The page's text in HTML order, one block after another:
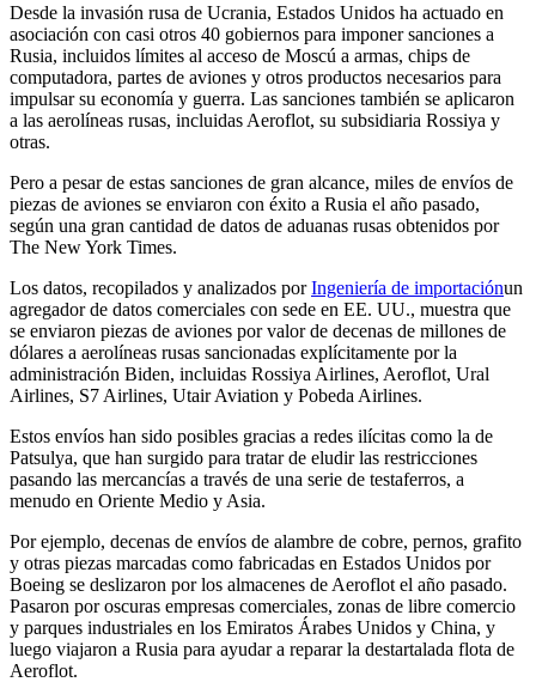
Desde la invasión rusa de Ucrania, Estados Unidos ha actuado en
asociación con casi otros 40 gobiernos para imponer sanciones a
Rusia, incluidos límites al acceso de Moscú a armas, chips de
computadora, partes de aviones y otros productos necesarios para
impulsar su economía y guerra. Las sanciones también se aplicaron
a las aerolíneas rusas, incluidas Aeroflot, su subsidiaria Rossiya y
otras.
Pero a pesar de estas sanciones de gran alcance, miles de envíos de
piezas de aviones se enviaron con éxito a Rusia el año pasado,
según una gran cantidad de datos de aduanas rusas obtenidos por
The New York Times.
Los datos, recopilados y analizados porIngeniería de importaciónun
agregador de datos comerciales con sede en EE. UU., muestra que
se enviaron piezas de aviones por valor de decenas de millones de
dólares a aerolíneas rusas sancionadas explícitamente por la
administración Biden, incluidas Rossiya Airlines, Aeroflot, Ural
Airlines, S7 Airlines, Utair Aviation y Pobeda Airlines.
Estos envíos han sido posibles gracias a redes ilícitas como la de
Patsulya, que han surgido para tratar de eludir las restricciones
pasando las mercancías a través de una serie de testaferros, a
menudo en Oriente Medio y Asia.
Por ejemplo, decenas de envíos de alambre de cobre, pernos, grafito
y otras piezas marcadas como fabricadas en Estados Unidos por
Boeing se deslizaron por los almacenes de Aeroflot el año pasado.
Pasaron por oscuras empresas comerciales, zonas de libre comercio
y parques industriales en los Emiratos Árabes Unidos y China, y
luego viajaron a Rusia para ayudar a reparar la destartalada flota de
Aeroflot.